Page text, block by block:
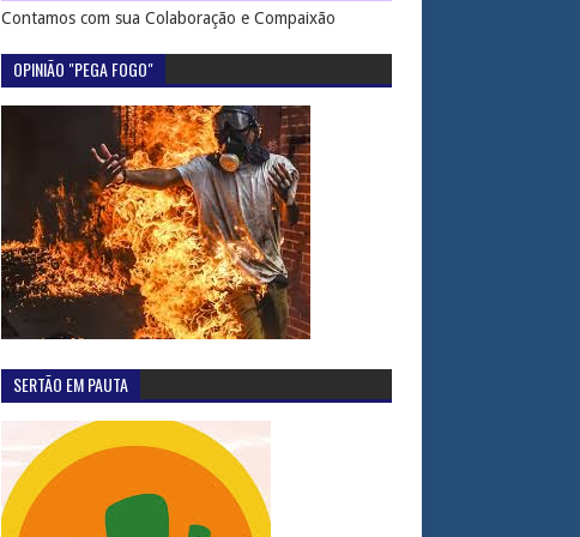
Contamos com sua Colaboração e Compaixão
OPINIÃO "PEGA FOGO"
SERTÃO EM PAUTA